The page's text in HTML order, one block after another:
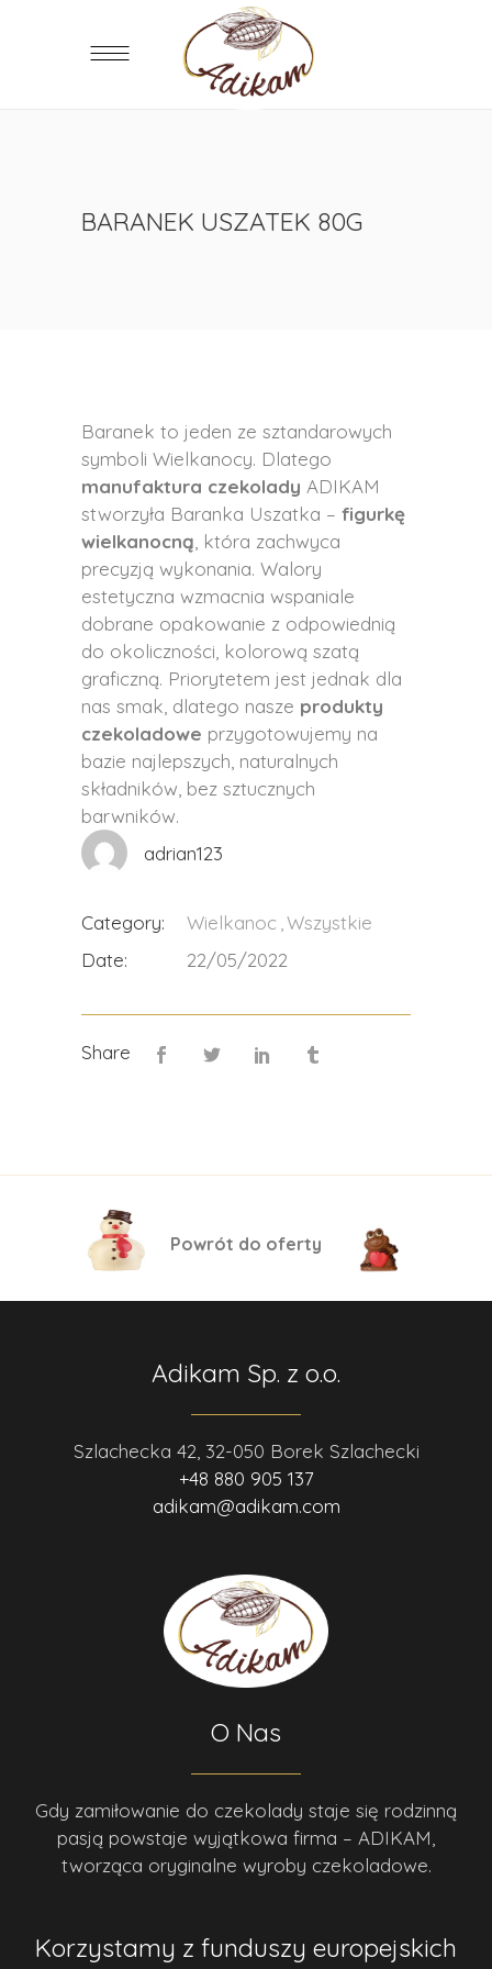
BARANEK USZATEK 80G
Baranek to jeden ze sztandarowych
symboli Wielkanocy. Dlatego
manufaktura czekolady ADIKAM
stworzyła Baranka Uszatka – figurkę
wielkanocną , która zachwyca
precyzją wykonania. Walory
estetyczna wzmacnia wspaniale
dobrane opakowanie z odpowiednią
do okoliczności, kolorową szatą
graficzną. Priorytetem jest jednak dla
nas smak, dlatego nasze produkty
czekoladowe przygotowujemy na
bazie najlepszych, naturalnych
składników, bez sztucznych
barwników.
adrian123
Category: Wielkanoc Wszystkie
Date:
22/05/2022
Share
Powrót do oferty
Adikam Sp. z o.o.
Szlachecka 42, 32-050 Borek Szlachecki
+48 880 905 137
adikam@adikam.com
O Nas
Gdy zamiłowanie do czekolady staje się rodzinną
pasją powstaje wyjątkowa firma – ADIKAM,
tworząca oryginalne wyroby czekoladowe.
Korzystamy z funduszy europejskich